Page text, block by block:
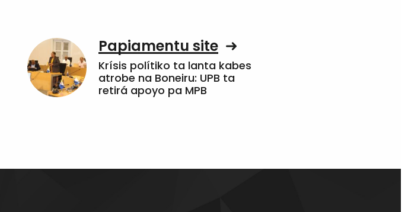
Papiamentu site
Krísis polítiko ta lanta kabes
atrobe na Boneiru: UPB ta
retirá apoyo pa MPB